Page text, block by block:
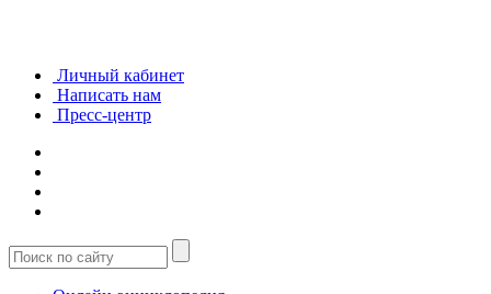
Личный кабинет
Написать нам
Пресс-центр